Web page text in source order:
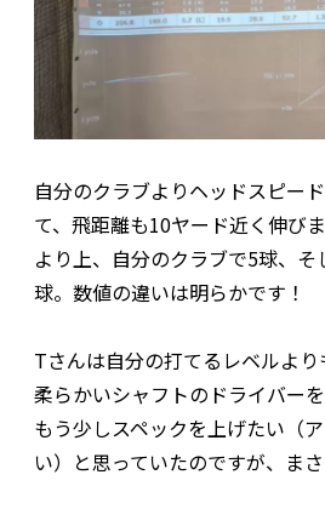
自分のクラブよりヘッドスピー
て、飛距離も10ヤード近く伸び
より上、自分のクラブで5球、そ
球。数値の違いは明らかです！
Tさんは自分の打てるレベルよ
柔らかいシャフトのドライバー
もう少しスペックを上げたい（
い）と思っていたのですが、まさ